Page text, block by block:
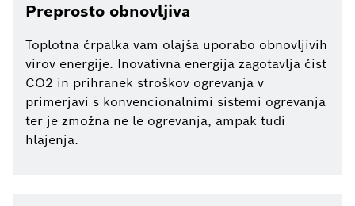
Preprosto obnovljiva
Toplotna črpalka vam olajša uporabo obnovljivih
virov energije. Inovativna energija zagotavlja čist
CO2 in prihranek stroškov ogrevanja v
primerjavi s konvencionalnimi sistemi ogrevanja
ter je zmožna ne le ogrevanja, ampak tudi
hlajenja.